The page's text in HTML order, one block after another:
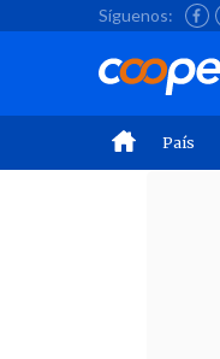
Síguenos:
País